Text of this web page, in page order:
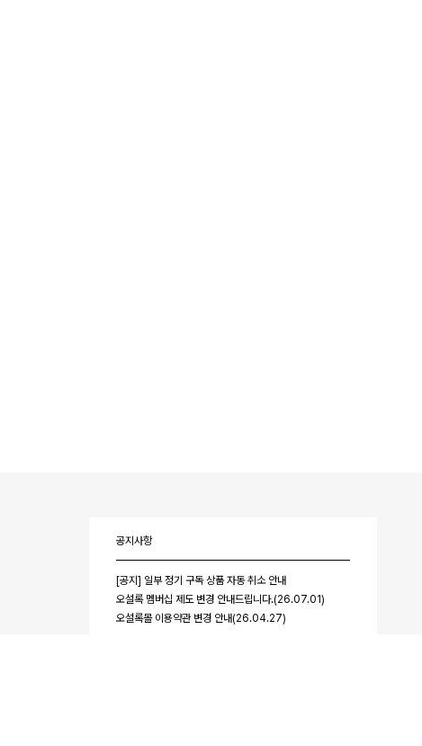
공지사항
[공지] 일부 정기 구독 상품 자동 취소 안내
오설록 멤버십 제도 변경 안내드립니다.(26.07.01)
오설록몰 이용약관 변경 안내(26.04.27)